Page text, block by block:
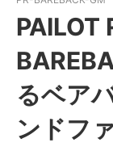
PAILOT
るベア
ンドフ